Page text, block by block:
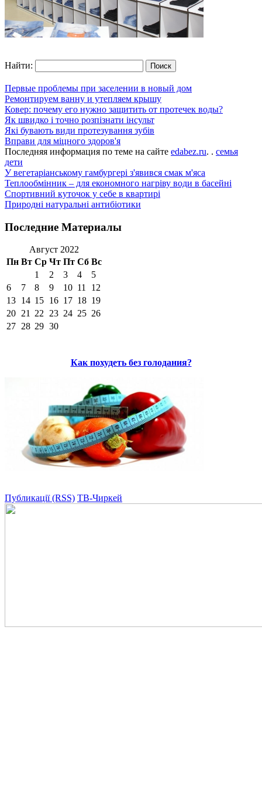
Найти:
Первые проблемы при заселении в новый дом
Ремонтируем ванну и утепляем крышу
Ковер: почему его нужно защитить от протечек воды?
Як швидко і точно розпізнати інсульт
Які бувають види протезування зубів
Вправи для міцного здоров'я
Последняя информация по теме на сайте edabez.ru. . семья
дети
У вегетаріанському гамбургері з'явився смак м'яса
Теплообмінник – для економного нагріву води в басейні
Спортивний куточок у себе в квартирі
Природні натуральні антибіотики
Последние Материалы
Август 2022
Пн Вт Ср Чт Пт Сб Вс
1
2 3 4
5
6
7 8 9 10 11
12
13 14 15 16 17 18 19
20 21 22 23 24 25 26
27 28 29 30
Как похудеть без голодания?
Публикації (RSS) ТВ-Чиркей